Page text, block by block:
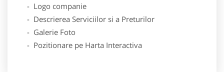
- Logo companie
- Descrierea Serviciilor si a Preturilor
- Galerie Foto
- Pozitionare pe Harta Interactiva